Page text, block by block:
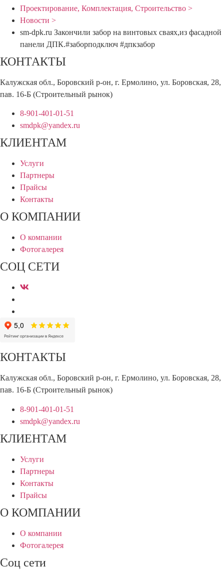
Проектирование, Комплектация, Строительство >
Новости >
sm-dpk.ru Закончили забор на винтовых сваях,из фасадной
панели ДПК.#заборподключ #дпкзабор
КОНТАКТЫ
Калужская обл., Боровский р-он, г. Ермолино, ул. Боровская, 28,
пав. 16-Б (Строительный рынок)
8-901-401-01-51
smdpk@yandex.ru
КЛИЕНТАМ
Услуги
Партнеры
Прайсы
Контакты
О КОМПАНИИ
О компании
Фотогалерея
СОЦ СЕТИ
КОНТАКТЫ
Калужская обл., Боровский р-он, г. Ермолино, ул. Боровская, 28,
пав. 16-Б (Строительный рынок)
8-901-401-01-51
smdpk@yandex.ru
КЛИЕНТАМ
Услуги
Партнеры
Контакты
Прайсы
О КОМПАНИИ
О компании
Фотогалерея
Соц сети